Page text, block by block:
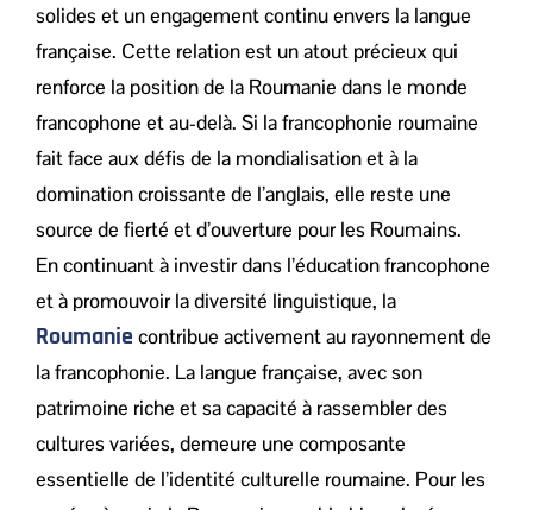
solides et un engagement continu envers la langue
française. Cette relation est un atout précieux qui
renforce la position de la Roumanie dans le monde
francophone et au-delà. Si la francophonie roumaine
fait face aux défis de la mondialisation et à la
domination croissante de l’anglais, elle reste une
source de fierté et d’ouverture pour les Roumains.
En continuant à investir dans l’éducation francophone
et à promouvoir la diversité linguistique, la
Roumanie contribue activement au rayonnement de
la francophonie. La langue française, avec son
patrimoine riche et sa capacité à rassembler des
cultures variées, demeure une composante
essentielle de l’identité culturelle roumaine. Pour les